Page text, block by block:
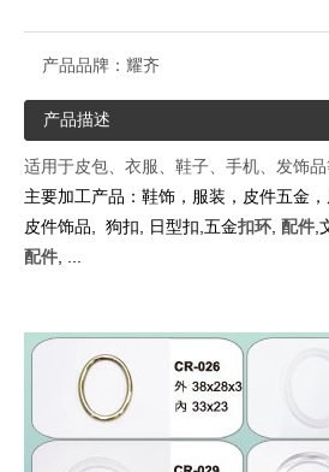
产品品牌： 耀齐
产品描述
适用于皮包、衣服、鞋子、手机、发饰品
主要加工产品：鞋饰，服装，皮件五金
皮件饰品, 狗扣, 日型扣,五金扣环, 配件,
配件, ...